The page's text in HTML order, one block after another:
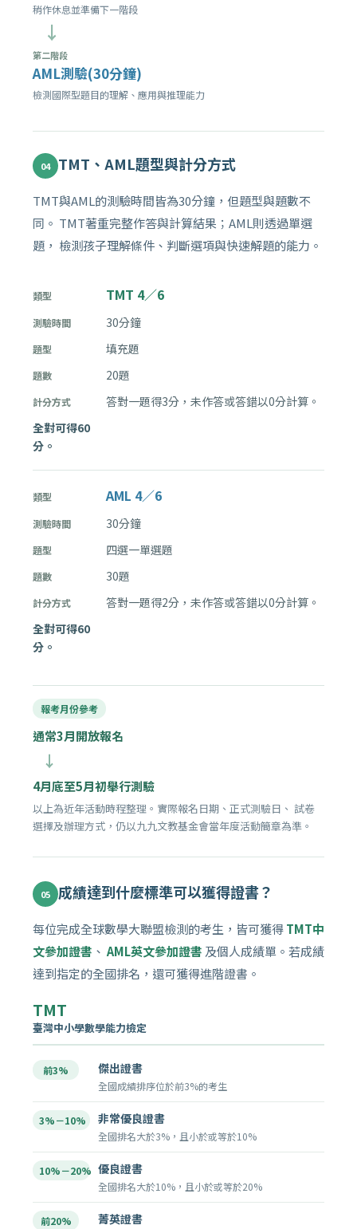
稍作休息並準備下一階段
→
第二階段
AML測驗(30分鐘)
檢測國際型題目的理解、應用與推理能力
04 TMT、AML題型與計分方式
TMT與AML的測驗時間皆為30分鐘，但題型與題數不
同。 TMT著重完整作答與計算結果；AML則透過單選
題， 檢測孩子理解條件、判斷選項與快速解題的能力。
TMT 4／6
30分鐘
填充題
20題
答對一題得3分，未作答或答錯以0分計算。
全對可得60
分。
AML 4／6
30分鐘
四選一單選題
30題
答對一題得2分，未作答或答錯以0分計算。
全對可得60
分。
報考月份參考
通常3月開放報名
→
4月底至5月初舉行測驗
以上為近年活動時程整理。實際報名日期、正式測驗日、 試卷
選擇及辦理方式，仍以九九文教基金會當年度活動簡章為準。
05 成績達到什麼標準可以獲得證書？
每位完成全球數學大聯盟檢測的考生，皆可獲得TMT中
文參加證書 、 AML英文參加證書 及個人成績單。若成績
達到指定的全國排名，還可獲得進階證書。
TMT
臺灣中小學數學能力檢定
前3% 傑出證書
全國成績排序位於前3%的考生
3%－10% 非常優良證書
全國排名大於3%，且小於或等於10%
10%－20% 優良證書
全國排名大於10%，且小於或等於20%
前20% 菁英證書